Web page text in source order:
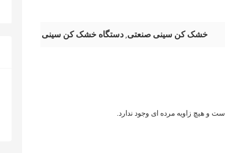
خشک کن سینی صنعتی, دستگاه خشک کن سینی